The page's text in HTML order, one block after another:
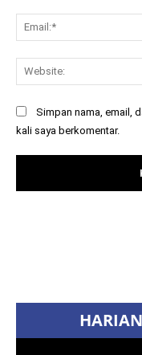
Simpan nama, email,
kali saya berkomentar.